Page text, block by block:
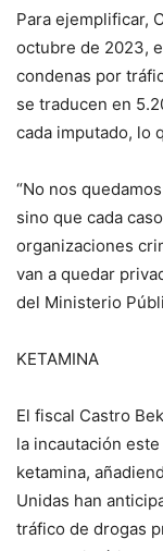
Para ejemplificar,
octubre de 2023,
condenas por
se traducen en
cada imputado, lo
“No nos
sino que cada
organizaciones
van a quedar
del Ministerio
KETAMINA
El fiscal Castro
la incautación
ketamina,
Unidas han
tráfico de drogas